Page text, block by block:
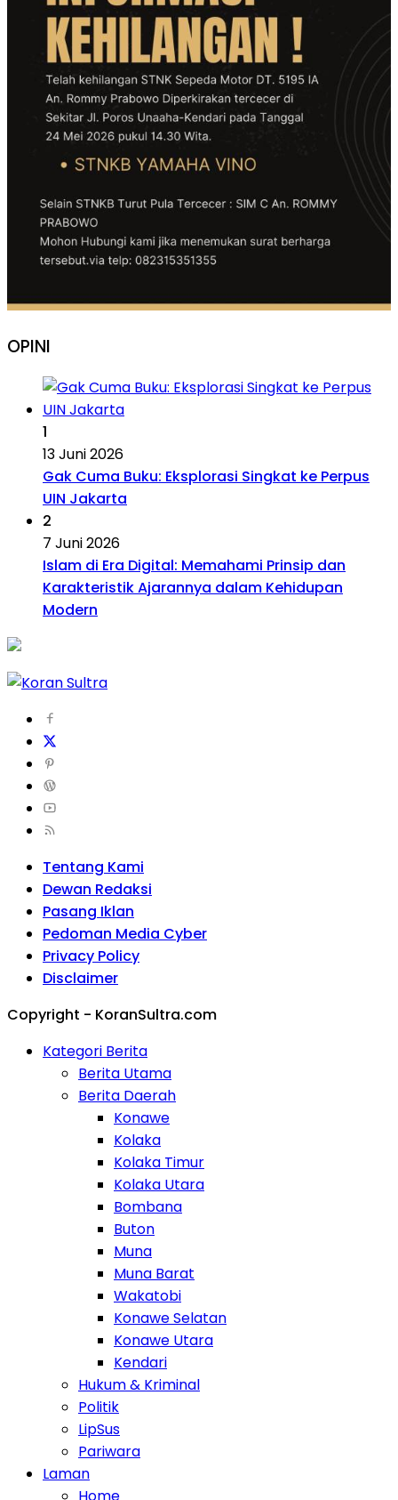
OPINI
1
13 Juni 2026
Gak Cuma Buku: Eksplorasi Singkat ke Perpus
UIN Jakarta
2
7 Juni 2026
Islam di Era Digital: Memahami Prinsip dan
Karakteristik Ajarannya dalam Kehidupan
Modern
Tentang Kami
Dewan Redaksi
Pasang Iklan
Pedoman Media Cyber
Privacy Policy
Disclaimer
Copyright - KoranSultra.com
Kategori Berita
Berita Utama
Berita Daerah
Konawe
Kolaka
Kolaka Timur
Kolaka Utara
Bombana
Buton
Muna
Muna Barat
Wakatobi
Konawe Selatan
Konawe Utara
Kendari
Hukum & Kriminal
Politik
LipSus
Pariwara
Laman
Home